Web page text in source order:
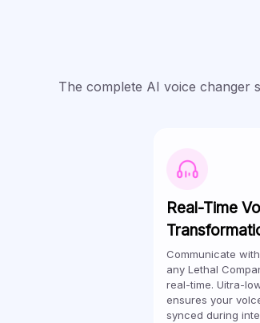
The complete AI voice changer
Real-Time
Communicate
any Lethal
real-time. Uitra-
ensures your
synced during